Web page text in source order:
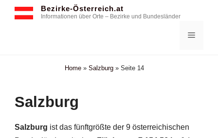
Zum
Inhalt
Bezirke-Österreich.at
Informationen über Orte – Bezirke und Bundesländer
Menü
Home» Salzburg» Seite 14
Salzburg
Salzburg ist das fünftgrößte der 9 österreichischen